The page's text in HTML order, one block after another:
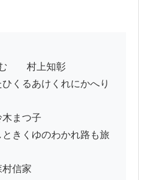
るあけくれにかへり
木まつ子
きくゆのわかれ路も旅
信家